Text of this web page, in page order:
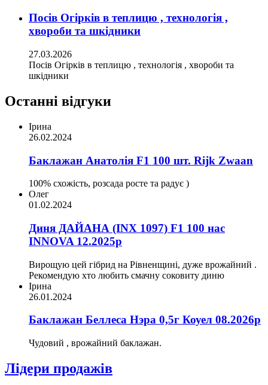
Посів Огірків в теплицю , технологія ,
хвороби та шкідники
27.03.2026
Посів Огірків в теплицю , технологія , хвороби та
шкідники
Останні відгуки
Ірина
26.02.2024
Баклажан Анатолія F1 100 шт. Rijk Zwaan
100% схожість, розсада росте та радує )
Олег
01.02.2024
Диня ДАЙАНА (INX 1097) F1 100 нас
INNOVA 12.2025р
Вирощую цей гібрид на Рівненщині, дуже врожайний .
Рекомендую хто любить смачну соковиту диню
Ірина
26.01.2024
Баклажан Беллеса Нэра 0,5г Коуел 08.2026р
Чудовий , врожайний баклажан.
Лідери продажів